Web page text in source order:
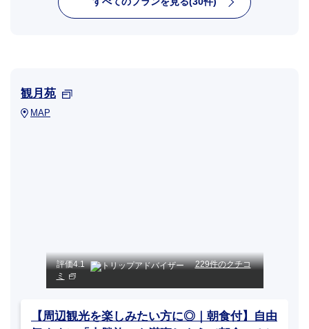
観月苑
MAP
評価4.1
229件のクチコ
ミ
【周辺観光を楽しみたい方に◎｜朝食付】自由